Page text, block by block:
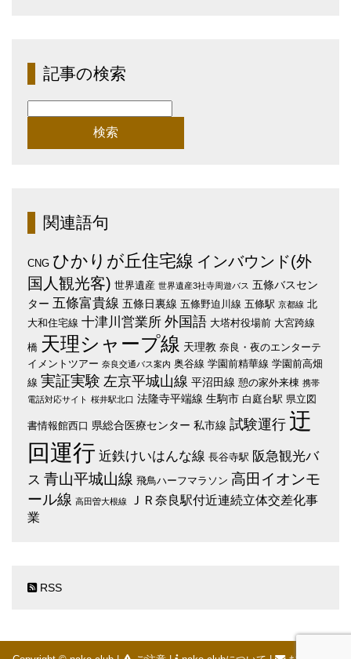
記事の検索
索:
関連語句
CNG ひかりが丘住宅線 インバウンド(外
国人観光客) 世界遺産 世界遺産3社寺周遊バス 五條バスセン
ター 五條富貴線 五條日裏線 五條野迫川線 五條駅 京都線 北
大和住宅線 十津川営業所 外国語 大塔村役場前 大宮跨線
橋 天理シャープ線 天理教 奈良・夜のエンターテ
イメントツアー 奈良交通バス案内 奥谷線 学園前精華線 学園前高畑
線 実証実験 左京平城山線 平沼田線 憩の家外来棟 携帯
電話対応サイト 桜井駅北口 法隆寺平端線 生駒市 白庭台駅 県立図
書情報館西口 県総合医療センター 私市線 試験運行 迂
回運行 近鉄けいはんな線 長谷寺駅 阪急観光バ
ス 青山平城山線 飛鳥ハーフマラソン 高田イオンモ
ール線 高田曽大根線
ＪＲ奈良駅付近連続立体交差化事
業
RSS